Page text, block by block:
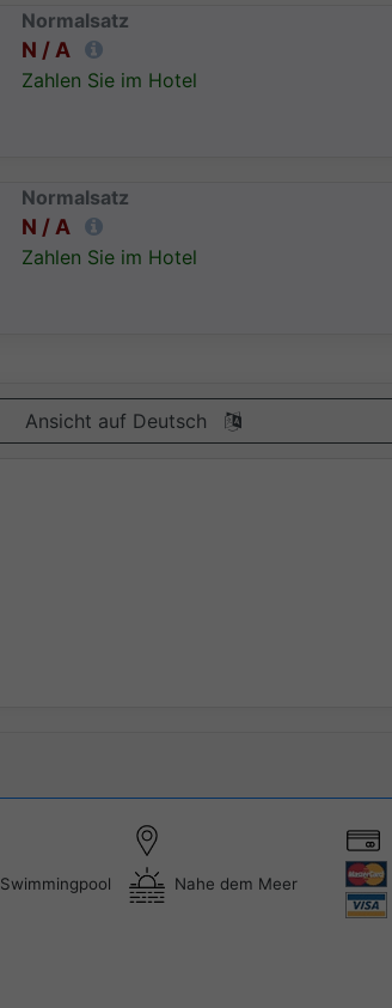
Normalsatz
N / A
Zahlen Sie im Hotel
Normalsatz
N / A
Zahlen Sie im Hotel
Ansicht auf Deutsch
Swimmingpool Nahe dem Meer